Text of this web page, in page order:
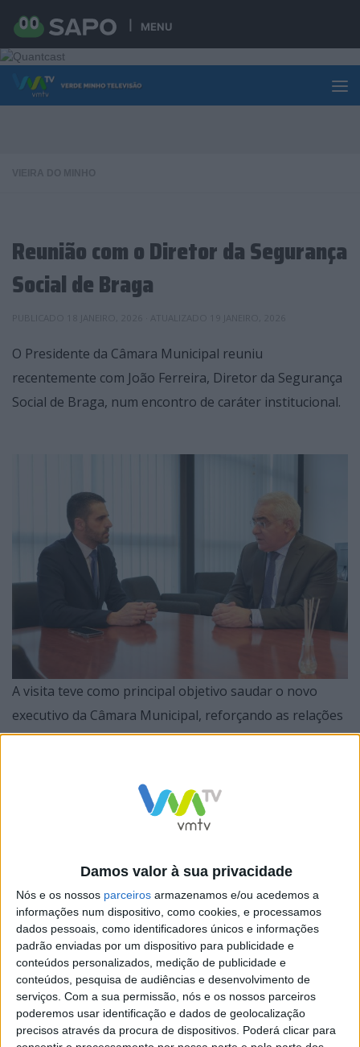
MENU
Damos valor à sua privacidade
Nós e os nossos parceiros armazenamos e/ou acedemos a
informações num dispositivo, como cookies, e processamos
dados pessoais, como identificadores únicos e informações
padrão enviadas por um dispositivo para publicidade e
conteúdos personalizados, medição de publicidade e
conteúdos, pesquisa de audiências e desenvolvimento de
serviços. Com a sua permissão, nós e os nossos parceiros
poderemos usar identificação e dados de geolocalização
precisos através da procura de dispositivos. Poderá clicar para
Skip to content
Reunião com o Diretor da Segurança
Social de Braga
O Presidente da Câmara Municipal reuniu
recentemente com João Ferreira, Diretor da Segurança
Social de Braga, num encontro de caráter institucional.
A visita teve como principal objetivo saudar o novo
executivo da Câmara Municipal, reforçando as relações
de proximidade e cooperação entre as duas entidades.
Durante a reunião, foram ainda trocadas impressões
Vieira do Minho, numa perspetiva de articulação
institucional e acompanhamento das respostas sociais
existentes no território.